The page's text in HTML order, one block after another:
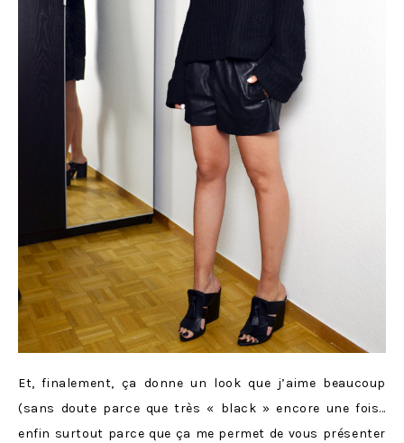
Et, finalement, ça donne un look que j’aime beaucoup
(sans doute parce que très « black » encore une fois…
enfin surtout parce que ça me permet de vous présenter